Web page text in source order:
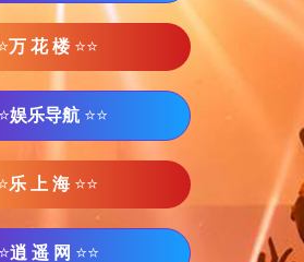
万 花 楼 ⭐⭐
娱乐导航 ⭐⭐
乐 上 海 ⭐⭐
逍 遥 网 ⭐⭐